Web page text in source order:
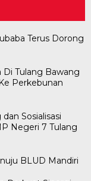
Terus Dorong
Di Tulang Bawang
Perkebunan
Sosialisasi
Negeri 7 Tulang
BLUD Mandiri